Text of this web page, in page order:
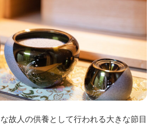
故人の供養として行われる大きな節目